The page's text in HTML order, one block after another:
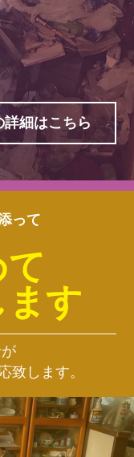
細はこちら
って
す
致します。